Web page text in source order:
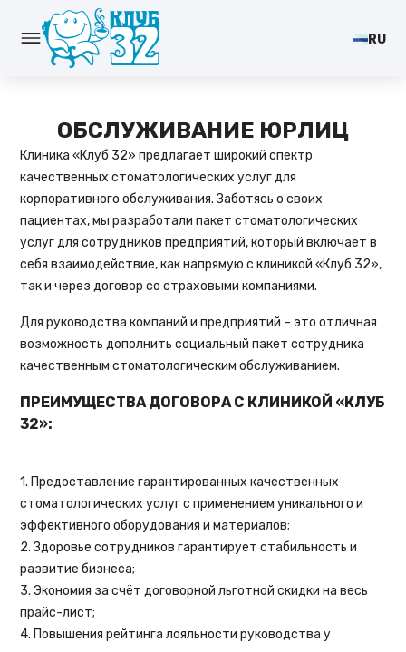
RU
ОБСЛУЖИВАНИЕ ЮРЛИЦ
Клиника «Клуб 32» предлагает широкий спектр
качественных стоматологических услуг для
корпоративного обслуживания. Заботясь о своих
пациентах, мы разработали пакет стоматологических
услуг для сотрудников предприятий, который включает в
себя взаимодействие, как напрямую с клиникой «Клуб 32»,
так и через договор со страховыми компаниями.
Для руководства компаний и предприятий – это отличная
возможность дополнить социальный пакет сотрудника
качественнымстоматологическим обслуживанием.
ПРЕИМУЩЕСТВА ДОГОВОРА С КЛИНИКОЙ «КЛУБ
32»:
1. Предоставление гарантированных качественных
стоматологических услуг с применением уникального и
эффективного оборудования и материалов;
2. Здоровье сотрудников гарантирует стабильность и
развитие бизнеса;
3. Экономия за счёт договорной льготной скидки на весь
прайс-лист;
4. Повышения рейтинга лояльности руководства у